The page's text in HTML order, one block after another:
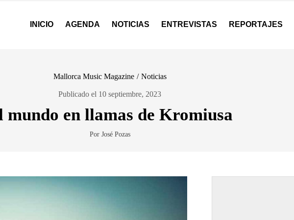
INICIO AGENDA NOTICIAS ENTREVISTAS REPORTAJES
Mallorca Music Magazine / Noticias
Publicado el 10 septiembre, 2023
mundo en llamas de Kromiusa
Por José Pozas